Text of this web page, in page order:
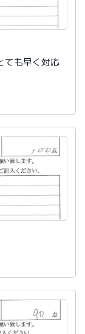
はおそらく起
いますが、そ
だくつもりで
、社長様、社
いますよう
ても早く対応